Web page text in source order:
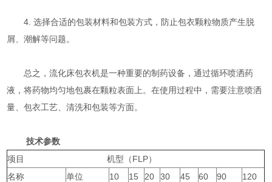
4. 选择合适的包装材料和包装方式，防止包衣颗粒物质产生脱
屑、潮解等问题。
总之，流化床包衣机是一种重要的制药设备，通过循环喷洒药
液，将药物均匀地包裹在颗粒表面上。在使用过程中，需要注意喷洒
量、包衣工艺、清洗和包装等方面。
技术参数
项目 机型（FLP）
名称
单位 10 15 20 30 45 60 90 120